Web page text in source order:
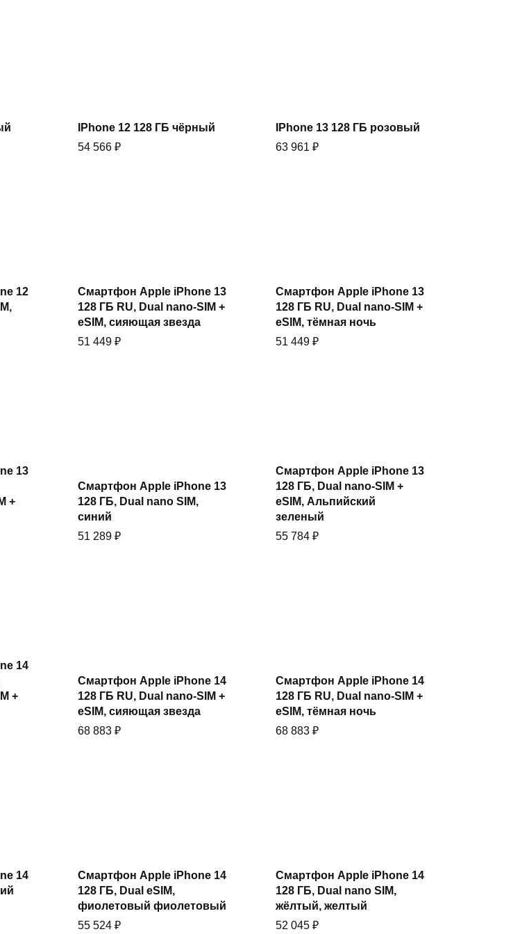
IPhone 12 128 ГБ чёрный
54 566 ₽
IPhone 13 128 ГБ розовый
63 961 ₽
12
Купить
Смартфон Apple iPhone 13
128 ГБ RU, Dual nano-SIM +
eSIM, сияющая звезда
51 449 ₽
Купить
Смартфон Apple iPhone 13
128 ГБ RU, Dual nano-SIM +
eSIM, тёмная ночь
51 449 ₽
13
+
Купить
Смартфон Apple iPhone 13
128 ГБ, Dual nano SIM,
синий
51 289 ₽
Купить
Смартфон Apple iPhone 13
128 ГБ, Dual nano-SIM +
eSIM, Альпийский
зеленый
55 784 ₽
14
+
Купить
Смартфон Apple iPhone 14
128 ГБ RU, Dual nano-SIM +
eSIM, сияющая звезда
68 883 ₽
Купить
Смартфон Apple iPhone 14
128 ГБ RU, Dual nano-SIM +
eSIM, тёмная ночь
68 883 ₽
14
Купить
Смартфон Apple iPhone 14
128 ГБ, Dual eSIM,
фиолетовый фиолетовый
55 524 ₽
Купить
Смартфон Apple iPhone 14
128 ГБ, Dual nano SIM,
жёлтый, желтый
52 045 ₽